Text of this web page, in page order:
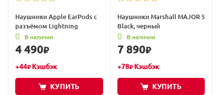
Наушники Apple EarPods с
разъёмом Lightning
В наличии
4 490₽
+44₽Кэшбэк
КУПИТЬ
Наушники Marshall MAJOR 5
Black, черный
В наличии
7 890₽
+78₽Кэшбэк
КУПИТЬ